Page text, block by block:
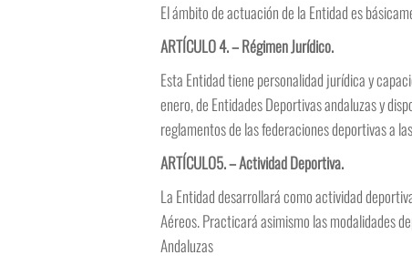
El ámbito de actuación de la Entidad es
ARTÍCULO 4. – Régimen Jurídico.
Esta Entidad tiene personalidad jurídica y
enero, de Entidades Deportivas andaluzas y
reglamentos de las federaciones deportivas a
ARTÍCULO5. – Actividad Deportiva.
La Entidad desarrollará como actividad
Aéreos. Practicará asimismo las modalidades
Andaluzas